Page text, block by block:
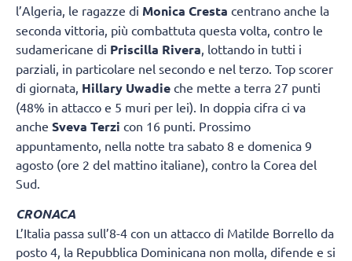
l’Algeria, le ragazze di Monica Cresta centrano anche la
seconda vittoria, più combattuta questa volta, contro le
sudamericane di Priscilla Rivera , lottando in tutti i
parziali, in particolare nel secondo e nel terzo. Top scorer
di giornata, Hillary Uwadie che mette a terra 27 punti
(48% in attacco e 5 muri per lei). In doppia cifra ci va
anche Sveva Terzi con 16 punti. Prossimo
appuntamento, nella notte tra sabato 8 e domenica 9
agosto (ore 2 del mattino italiane), contro la Corea del
Sud.
CRONACA
L’Italia passa sull’8-4 con un attacco di Matilde Borrello da
posto 4, la Repubblica Dominicana non molla, difende e si